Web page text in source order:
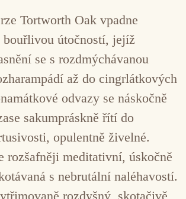
Tortworth Oak vpadne
bouřlivou útočností, jejíž
se s rozdmýchávanou
až do cingrlátkových
odvazy se náskočně
sakumpráskně řítí do
opulentně živelné.
rozšafněji meditativní, úskočně
s nebrutální naléhavostí.
rozdyšný, skotačivě